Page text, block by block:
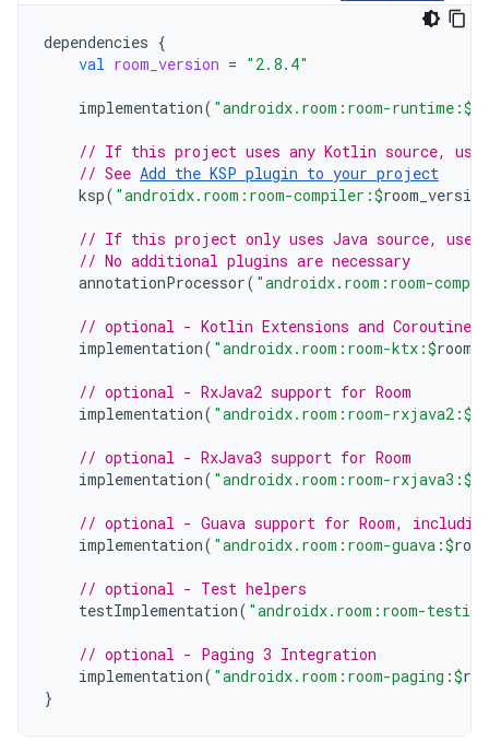
dependencies {
val room_version = "2.8.4"
implementation( "androidx.room:room-runtime:$
// If this project uses any Kotlin source, use
// See Add the KSP plugin to your project
ksp( "androidx.room:room-compiler:$room_version
// If this project only uses Java source, use
// No additional plugins are necessary
annotationProcessor( "androidx.room:room-
// optional - Kotlin Extensions and Coroutines
implementation( "androidx.room:room-ktx:$
// optional - RxJava2 support for Room
implementation( "androidx.room:room-rxjava2:$
// optional - RxJava3 support for Room
implementation( "androidx.room:room-rxjava3:$
// optional - Guava support for Room,
implementation( "androidx.room:room-guava:$
// optional - Test helpers
testImplementation( "androidx.room:room-
// optional - Paging 3 Integration
implementation( "androidx.room:room-paging:$
}